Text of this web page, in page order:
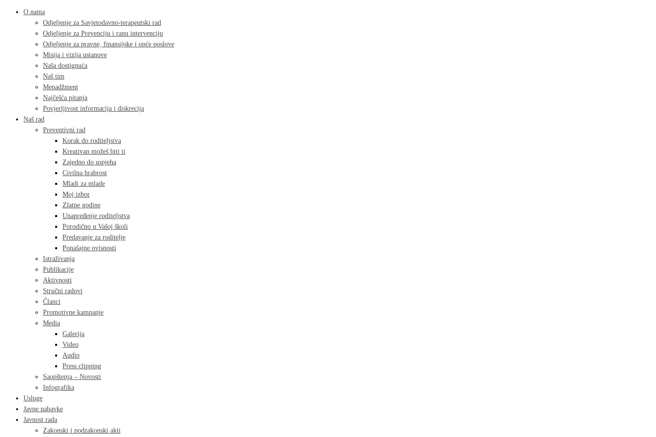
O nama
Odjeljenje za Savjetodavno-terapeutski rad
Odjeljenje za Prevenciju i ranu intervenciju
Odjeljenje za pravne, finansijske i opće poslove
Misija i vizija ustanove
Naša dostignuća
Naš tim
Menadžment
Najčešća pitanja
Povjerljivost informacija i diskrecija
Naš rad
Preventivni rad
Korak do roditeljstva
Kreativan možeš biti ti
Zajedno do uspjeha
Civilna hrabrost
Mladi za mlade
Moj izbor
Zlatne godine
Unapređenje roditeljstva
Porodično u Vašoj školi
Predavanje za roditelje
Ponašajne ovisnosti
Istraživanja
Publikacije
Aktivnosti
Stručni radovi
Članci
Promotivne kampanje
Media
Galerija
Video
Audio
Press clipping
Saopštenja – Novosti
Infografika
Usluge
Javne nabavke
Javnost rada
Zakonski i podzakonski akti